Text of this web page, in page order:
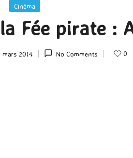
Posted
Cinéma
Fée pirate :
mars 2014 No Comments 0